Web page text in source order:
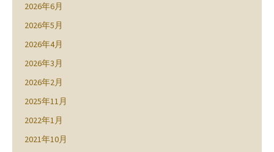
2026年6月
2026年5月
2026年4月
2026年3月
2026年2月
2025年11月
2022年1月
2021年10月